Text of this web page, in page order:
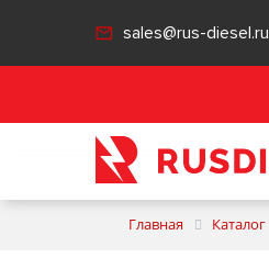
sales@rus-diesel.ru
Главная Каталог